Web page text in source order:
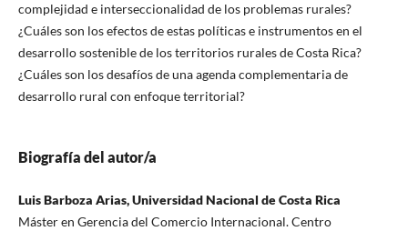
complejidad e interseccionalidad de los problemas rurales?
¿Cuáles son los efectos de estas políticas e instrumentos en el
desarrollo sostenible de los territorios rurales de Costa Rica?
¿Cuáles son los desafíos de una agenda complementaria de
desarrollo rural con enfoque territorial?
Biografía del autor/a
Luis Barboza Arias, Universidad Nacional de Costa Rica
Máster en Gerencia del Comercio Internacional. Centro